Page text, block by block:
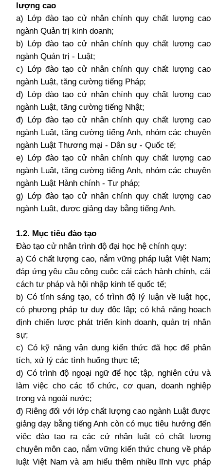
lượng cao
a) Lớp đào tạo cử nhân chính quy chất lượng cao
ngành Quản trị kinh doanh;
b) Lớp đào tạo cử nhân chính quy chất lượng cao
ngành Quản trị - Luật;
c) Lớp đào tạo cử nhân chính quy chất lượng cao
ngành Luật, tăng cường tiếng Pháp;
d) Lớp đào tạo cử nhân chính quy chất lượng cao
ngành Luật, tăng cường tiếng Nhật;
đ) Lớp đào tạo cử nhân chính quy chất lượng cao
ngành Luật, tăng cường tiếng Anh, nhóm các chuyên
ngành Luật Thương mại - Dân sự - Quốc tế;
e) Lớp đào tạo cử nhân chính quy chất lượng cao
ngành Luật, tăng cường tiếng Anh, nhóm các chuyên
ngành Luật Hành chính - Tư pháp;
g) Lớp đào tạo cử nhân chính quy chất lượng cao
ngành Luật, được giảng dạy bằng tiếng Anh.
1.2. Mục tiêu đào tạo
Đào tạo cử nhân trình độ đại học hệ chính quy:
a) Có chất lượng cao, nắm vững pháp luật Việt Nam;
đáp ứng yêu cầu công cuộc cải cách hành chính, cải
cách tư pháp và hội nhập kinh tế quốc tế;
b) Có tính sáng tạo, có trình độ lý luận về luật học,
có phương pháp tư duy độc lập; có khả năng hoạch
định chiến lược phát triển kinh doanh, quản trị nhân
sự;
c) Có kỹ năng vận dụng kiến thức đã học để phân
tích, xử lý các tình huống thực tế;
d) Có trình độ ngoại ngữ để học tập, nghiên cứu và
làm việc cho các tổ chức, cơ quan, doanh nghiệp
trong và ngoài nước;
đ) Riêng đối với lớp chất lượng cao ngành Luật được
giảng dạy bằng tiếng Anh còn có mục tiêu hướng đến
việc đào tạo ra các cử nhân luật có chất lượng
chuyên môn cao, nắm vững kiến thức chung về pháp
luật Việt Nam và am hiểu thêm nhiều lĩnh vực pháp